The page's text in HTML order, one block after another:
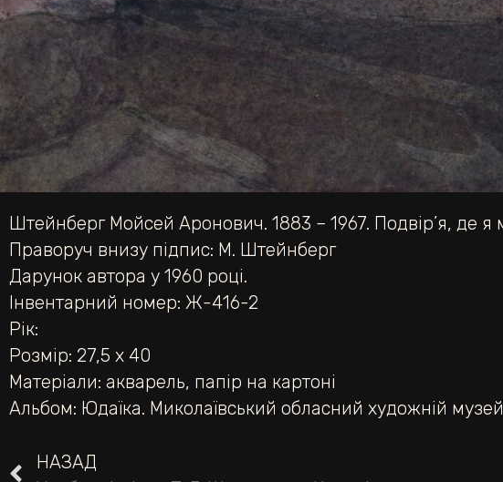
Штейнберг Мойсей Аронович. 1883 – 1967. Подвір’я, де
Праворуч внизу підпис: М. Штейнберг
Дарунок автора у 1960 році.
Інвентарний номер: Ж-416-2
Рік:
Розмір: 27,5 х 40
Матеріали: акварель, папір на картоні
Альбом: Юдаїка. Миколаївський обласний художній музей
НАЗАД